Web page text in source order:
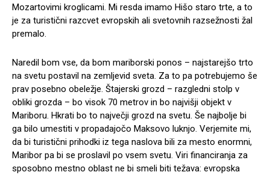
Mozartovimi kroglicami. Mi resda imamo Hišo staro trte, a to
je za turistični razcvet evropskih ali svetovnih razsežnosti žal
premalo.
Naredil bom vse, da bom mariborski ponos – najstarejšo trto
na svetu postavil na zemljevid sveta. Za to pa potrebujemo še
prav posebno obeležje. Štajerski grozd – razgledni stolp v
obliki grozda – bo visok 70 metrov in bo najvišji objekt v
Mariboru. Hkrati bo to največji grozd na svetu. Še najbolje bi
ga bilo umestiti v propadajočo Maksovo luknjo. Verjemite mi,
da bi turistični prihodki iz tega naslova bili za mesto enormni,
Maribor pa bi se proslavil po vsem svetu. Viri financiranja za
sposobno mestno oblast ne bi smeli biti težava: evropska